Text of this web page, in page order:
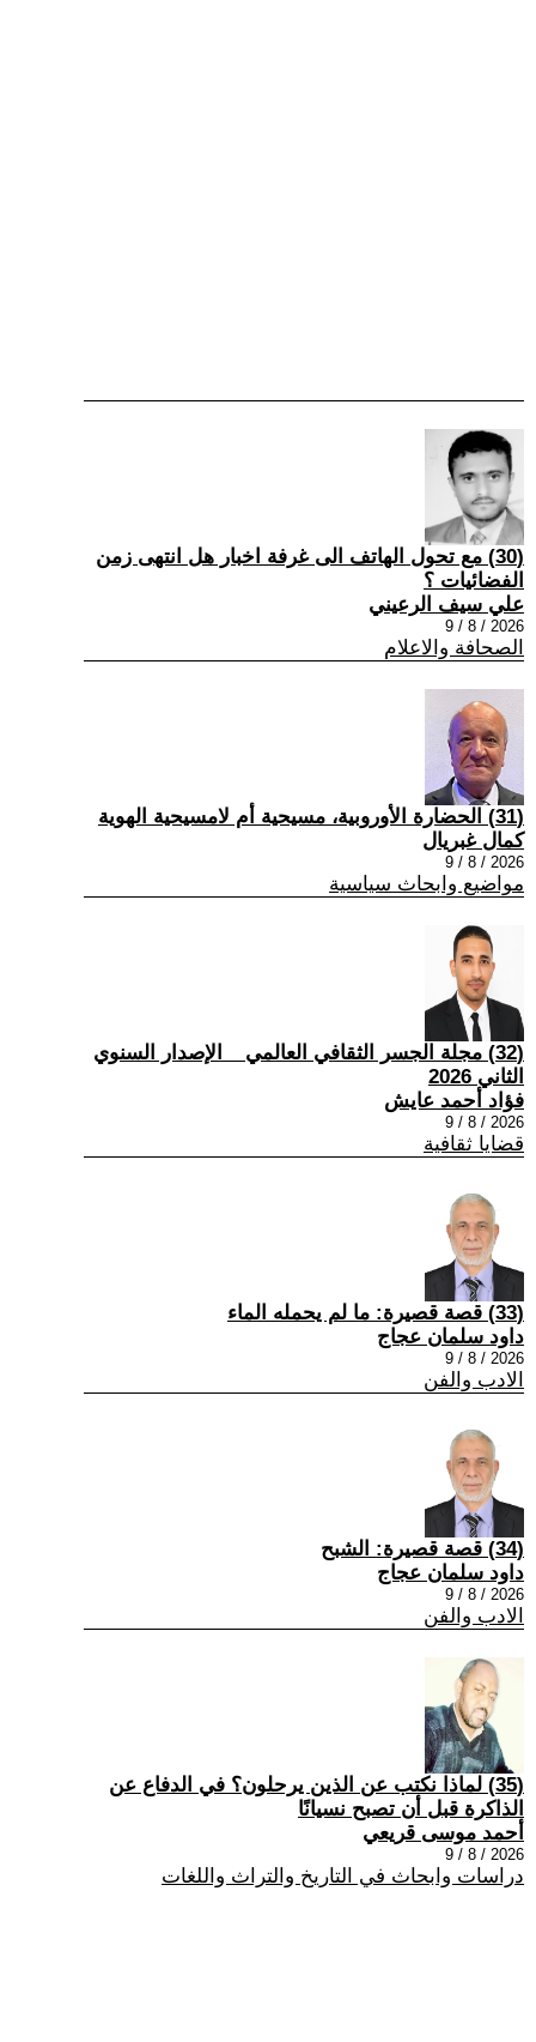
(30) مع تحول الهاتف الى غرفة اخبار هل انتهى زمن
الفضائيات ؟
علي سيف الرعيني
2026 / 8 / 9
الصحافة والاعلام
(31) الحضارة الأوروبية، مسيحية أم لامسيحية الهوية
كمال غبريال
2026 / 8 / 9
مواضيع وابحاث سياسية
(32) مجلة الجسر الثقافي العالمي _ الإصدار السنوي
الثاني 2026
فؤاد أحمد عايش
2026 / 8 / 9
قضايا ثقافية
(33) قصة قصيرة: ما لم يحمله الماء
داود سلمان عجاج
2026 / 8 / 9
الادب والفن
(34) قصة قصيرة: الشبح
داود سلمان عجاج
2026 / 8 / 9
الادب والفن
(35) لماذا نكتب عن الذين يرحلون؟ في الدفاع عن
الذاكرة قبل أن تصبح نسيانًا
أحمد موسى قريعي
2026 / 8 / 9
دراسات وابحاث في التاريخ والتراث واللغات